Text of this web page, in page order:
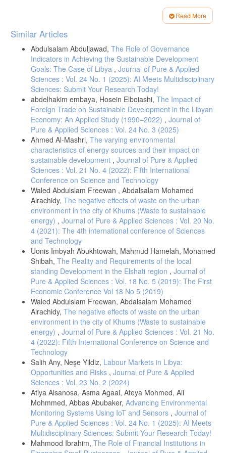
الاجتماعية والتنمية المستدامة، المجلد 3، العدد 1: ص 1 – 35.
في تعزيز الإفصاح بالمؤسسة الاقتصادية: دراسة حالة مجمع صيدال. مجلة
الحقوق والعلوم الإنسانية والدراسات الاقتصادية، المجلد 13، العدد 1: ص
158 – 173.
بن زيدان، فاطمة.، وبودية، فاطمة.، وشليحي، الطاهر. (2020). الصكوك
الخضراء: صناعة مالية مستدامة نظرة عالمية. مجلة مراجعة الإصلاحات
بوزيدي، شهرزاد.، وبعيسى، حليمة. (2021). معايير التنمية المستدامة
المعتمدة في الدول الناجحة واستفادة الدول العربية من تجاربها: دولة
اليابان نموذجاً. مجلة التكامل الاقتصادي، المجلد 9 العدد 1: ص 1 – 14.
جاد، محمود عمر. (2021). مدى تعقيد الإفصاح المحاسبي في التقارير
المالية لمنشآت الأعمال. مجلة البحوث المالية والتجارية، المجلد 22، العدد
3: ص 595 – 613.
جازية، جيهان مجدي. (2018). أثر الإفصاح المحاسبي عن التنمية المستدامة
في الحد من مخاطر القرارات الاستثمارية: دراسة ميدانية. مجلة الفكر
المحاسبي، المجلد 22، العدد 7: ص 405 – 459.
جبريل، عبد الرزاق.، وغلاء، أبو بكر.، ومهلهل، سمير. (2020). الصيرفة
الخضراء مدخل للاستدامة البيئية: الوضع الحالي والدور في تحسين الأداء
للمصارف الليبية. المؤتمر العلمي الدولي الرابع لكلية الاقتصاد والتجارة:
الأهداف العالمية للتنمية المستدامة – الدول النامية بين تداعيات الواقع
وتحديات المستقبل، الخمس، ليبيا، 9-10 نوفمبر 2020م.
الحاج، وفاء عمر. (2017). الإفصاح المحاسبي عن تقارير التنمية المستدامة
وأثره على تقويم أداء المنشآت: دراسة تحليلية تطبيقية – دراسة ميدانية
حنفي، شيماء أحمد. (2021). السندات الخضراء كآلية فعالة لدعم التحول
2: ص 136 – 160.
خشيبة، الزهرة.، وحواطي، وردة. (2020). قياس مدى مساهمة الاستثمار
الأجنبي في دعم البعد الاقتصادي للتنمية المستدامة في الجزائر للفترة
(1991 – 2018). أعمال الملتقى الوطني الأول: جودة الحياة والتنمية
زحل، حافظ.، والشريف، عمر. (2018). أهمية التوجه نحو التمويل الإسلامي
الأخضر (الصكوك الإسلامية الخضراء) لتعزيز التنمية المستدامة بالإشارة
ساسي، حازم. (2020). الدور المحتمل لصكوك SRI في تعزيز تحقيق
أهداف التنمية المستدامة في ليبيا: ماليزيا كنموذج يقتدى به. أطروحة
دكتوراه. الجامعة الإسلامية العالمية. ماليزيا.
السيد، مؤمن فرحات. (2016). تقييم أثر الإفصاح المحاسبي عن الأداء
البيئي والمسؤولية الاجتماعية لدعم التنمية المستدامة في إشارة للمؤشر
193 – 281.
شعشوع، قويدر.، وبن علي، محمد. (2021). الاعتراف الدولي بالحق في
Read More
Article
Details
Similar Articles
Abdulsalam Abduljawad, The Role of Governance
Indicators in Achieving the Sustainable Development
Goals: The Case of Libya , Journal of Pure & Applied
Sciences : Vol. 24 No. 1 (2025): AI Meets Multidisciplinary
Sciences: Submit Your Research Today!
abdelhakim embaya, Hosein Elboiashi, The Impact of
Foreign Trade on Sustainable Development in the Libyan
Economy: An Applied Study (1990–2022) , Journal of
Pure & Applied Sciences : Vol. 24 No. 3 (2025)
Ahmed Al-Mashri, The varying environmental
characteristics of energy sources and their impact on
sustainable development , Journal of Pure & Applied
Sciences : Vol. 21 No. 4 (2022): Fifth International
Conference on Science and Technology
Waled Abdulslam Freewan , Abdalsalam Mohamed
Alrachidy, The negative effects of waste on the urban
environment in the city of Khums (Waste to sustainable
energy) , Journal of Pure & Applied Sciences : Vol. 20 No.
4 (2021): The 4th international conference of Sciences
and Technology
Uonis Imbyah Abukhtowah, Mahmud Hamelah, Mohamed
Shibah, The Reality and Requirements of the local
standing Development in the Elshati region , Journal of
Pure & Applied Sciences : Vol. 18 No. 5 (2019): The First
Economic Conference Vol 18 No 5 (2019)
Waled Abdulslam Freewan, Abdalsalam Mohamed
Alrachidy, The negative effects of waste on the urban
environment in the city of Khums (Waste to sustainable
energy) , Journal of Pure & Applied Sciences : Vol. 21 No.
4 (2022): Fifth International Conference on Science and
Technology
Salih Any, Neşe Yildiz, Labour Markets in Libya:
Opportunities and Risks , Journal of Pure & Applied
Sciences : Vol. 23 No. 2 (2024)
Atiya Alsanosa, Asma Agaal, Ateya Mohmed, Ali
Mohmmed, Abbas Abubaker, Advancing Environmental
Monitoring Systems Using IoT and Sensors , Journal of
Pure & Applied Sciences : Vol. 24 No. 1 (2025): AI Meets
Multidisciplinary Sciences: Submit Your Research Today!
Mahmood Ibrahim, The Role of Financial Institutions in